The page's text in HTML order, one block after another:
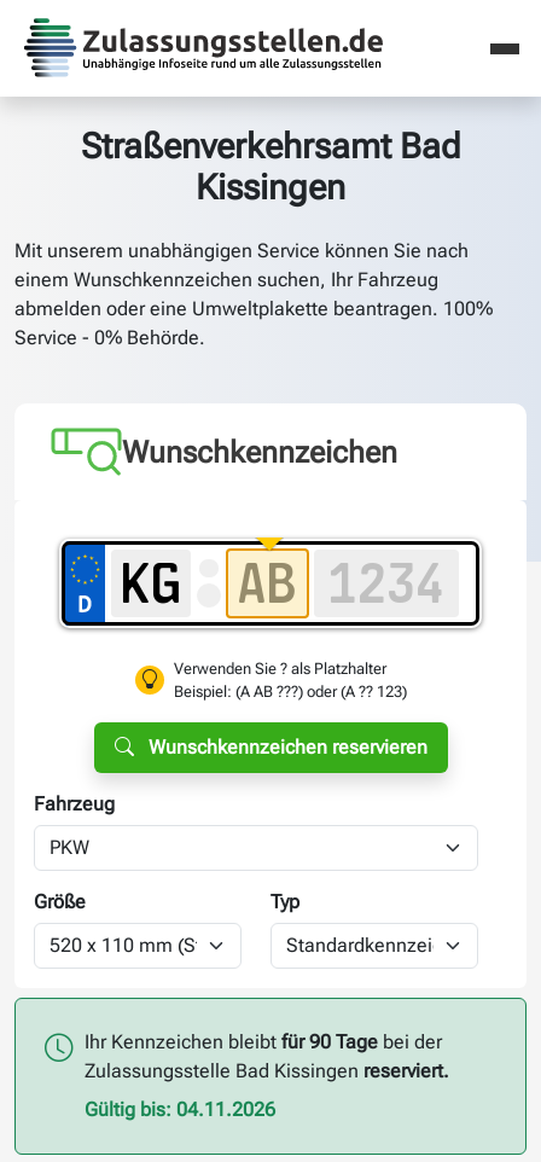
Straßenverkehrsamt Bad
Kissingen
Mit unserem unabhängigen Service können Sie nach
einem Wunschkennzeichen suchen, Ihr Fahrzeug
abmelden oder eine Umweltplakette beantragen. 100%
Service - 0% Behörde.
Wunschkennzeichen
Verwenden Sie ? als Platzhalter
Beispiel: (A AB ???) oder (A ?? 123)
Wunschkennzeichen reservieren
Fahrzeug
Größe Typ
Ihr Kennzeichen bleibtfür 90 Tage bei der
Zulassungsstelle Bad Kissingen reserviert.
Gültig bis: 04.11.2026